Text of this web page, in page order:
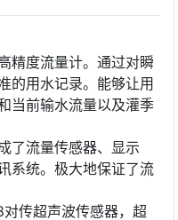
精度流量计。通过对瞬
的用水记录。能够让用
当前输水流量以及灌季
了流量传感器、显示
系统。极大地保证了流
传超声波传感器，超